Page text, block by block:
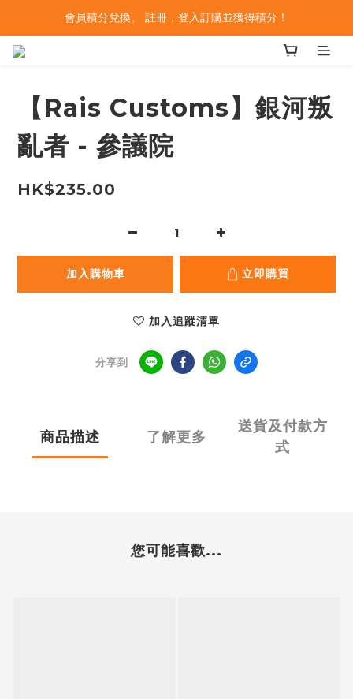
會員積分兌換。 註冊，登入訂購並獲得積分！
【Rais Customs】銀河叛
亂者 - 參議院
HK$235.00
加入購物車 立即購買
加入追蹤清單
分享到
商品描述 了解更多
送貨及付款方
式
您可能喜歡...